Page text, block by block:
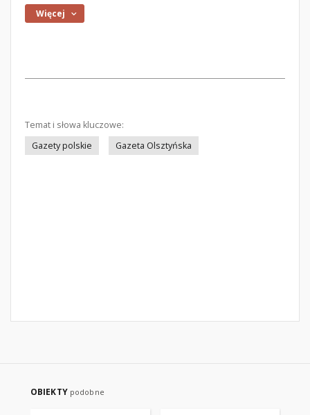
Więcej
Temat i słowa kluczowe:
Gazety polskie
Gazeta Olsztyńska
OBIEKTY podobne